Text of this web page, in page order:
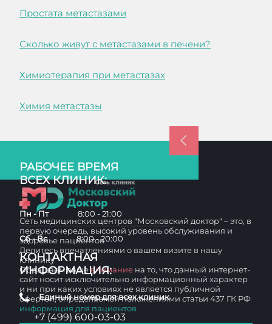
Простата метастазами
Сколько живут с метастазами в печени?
Химиотерапия при метастазах
Химия метастазы
РАБОЧЕЕ ВРЕМЯ
ВСЕХ КЛИНИК:
Пн - Пт 8:00 - 21:00
Сб - Вс 8:00 - 20:00
КОНТАКТНАЯ
ИНФОРМАЦИЯ:
Единый номер для всех клиник
+7 (499) 600-03-03
Сеть медицинских центров "Московский доктор" – это, в
первую очередь, высокий уровень обслуживания и
здоровье пациентов
Делитесь впечатлениями о вашем визите в нашу
клинику
Обращаем вашевнимание на то, что данный интернет-
сайт носит исключительно информационный характер
и ни при каких условиях не является публичной
офертой, определяемой положениями статьи 437 ГК РФ
информация для пациентов